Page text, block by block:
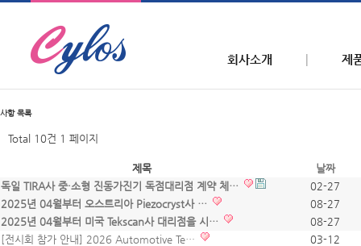
회사소개 제
사항목록
Total 10건 1 페이지
제목
날짜
독일 TIRA사 중·소형 진동가진기 독점대리점 계약 체…
02-27
2025년 04월부터 오스트리아 Piezocryst사 …
08-27
2025년 04월부터 미국 Tekscan사 대리점을 시…
08-27
[전시회 참가 안내] 2026 Automotive Te…
03-12